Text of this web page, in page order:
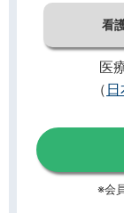
看
医
（
※会